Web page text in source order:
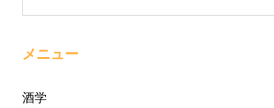
メニュー
酒学